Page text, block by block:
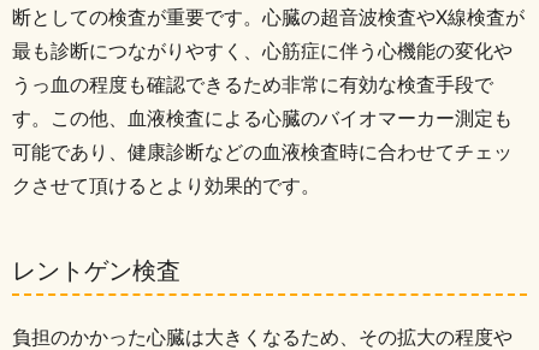
断としての検査が重要です。 心臓の超音波検査やX線検査が
最も診断につながりやすく、心筋症に伴う心機能の変化や
うっ血の程度も確認できるため非常に有効な検査手段で
す。 この他、血液検査による心臓のバイオマーカー測定も
可能であり、健康診断などの血液検査時に合わせてチェッ
クさせて頂けるとより効果的です。
レントゲン検査
負担のかかった心臓は大きくなるため、その拡大の程度や